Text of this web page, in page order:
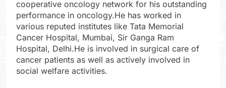
cooperative oncology network for his outstanding
performance in oncology.He has worked in
various reputed institutes like Tata Memorial
Cancer Hospital, Mumbai, Sir Ganga Ram
Hospital, Delhi.He is involved in surgical care of
cancer patients as well as actively involved in
social welfare activities.